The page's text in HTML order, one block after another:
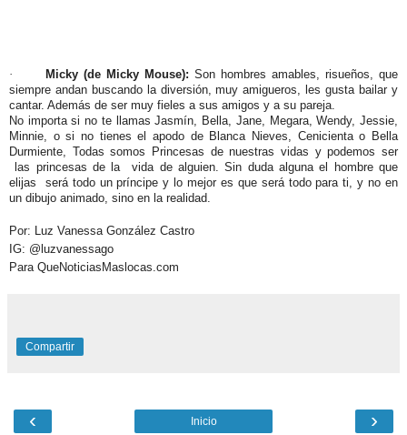
· Micky (de Micky Mouse): Son hombres amables, risueños, que
siempre andan buscando la diversión, muy amigueros, les gusta bailar y
cantar. Además de ser muy fieles a sus amigos y a su pareja.
No importa si no te llamas Jasmín, Bella, Jane, Megara, Wendy, Jessie,
Minnie, o si no tienes el apodo de Blanca Nieves, Cenicienta o Bella
Durmiente, Todas somos Princesas de nuestras vidas y podemos ser
las princesas de la vida de alguien. Sin duda alguna el hombre que
elijas será todo un príncipe y lo mejor es que será todo para ti, y no en
un dibujo animado, sino en la realidad.
Por: Luz Vanessa González Castro
IG: @luzvanessago
Para QueNoticiasMaslocas.com
Compartir
‹ ›
Inicio